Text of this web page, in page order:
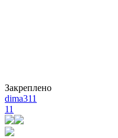
Закреплено
dima311
11